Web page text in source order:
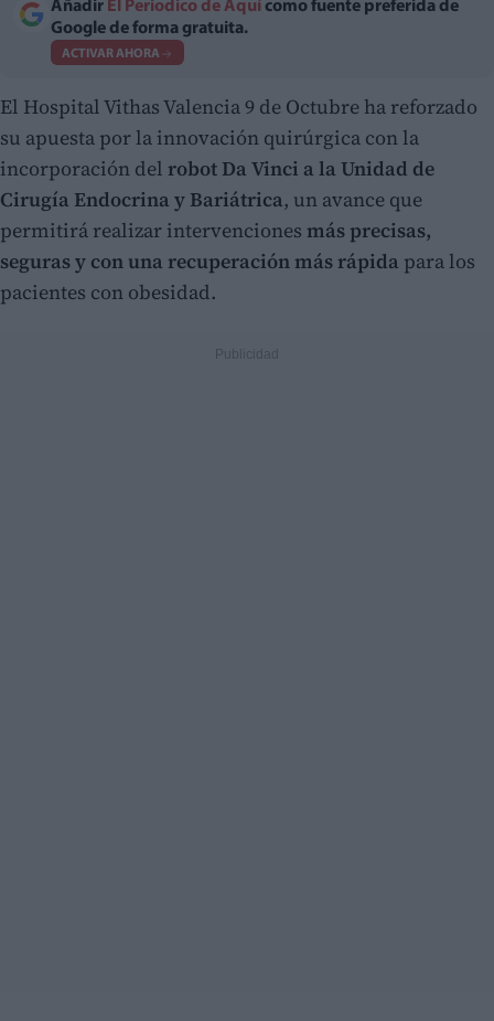
Añadir El Periodico de Aquí como fuente preferida de
Google de forma gratuita.
ACTIVAR AHORA
El Hospital Vithas Valencia 9 de Octubre ha reforzado
su apuesta por la innovación quirúrgica con la
incorporación del robot Da Vinci a la Unidad de
Cirugía Endocrina y Bariátrica, un avance que
permitirá realizar intervenciones más precisas,
seguras y con una recuperación más rápida para los
pacientes con obesidad.